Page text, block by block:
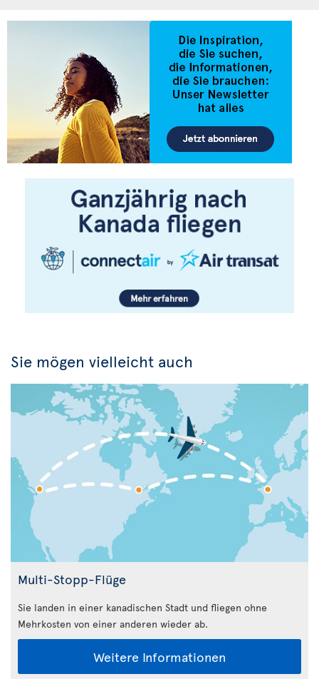
Sie mögen vielleicht auch
Multi-Stopp-Flüge
Sie landen in einer kanadischen Stadt und fliegen ohne
Mehrkosten von einer anderen wieder ab.
Weitere Informationen